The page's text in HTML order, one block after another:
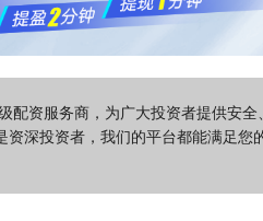
资服务商，为广大投资者提供安
深投资者，我们的平台都能满足